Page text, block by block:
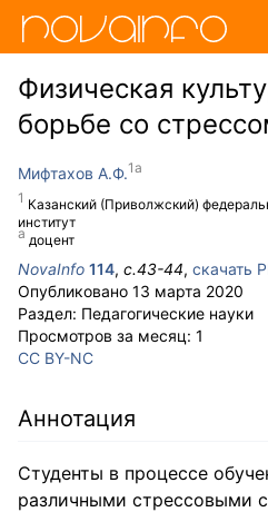
Физическая
борьбе со
Мифтахов А.Ф.
Казанский (Приволжский)
институт
доцент
NovaInfo 114, с.43-44, скачать
Опубликовано 13 марта 2020
Раздел: Педагогические науки
Просмотров за месяц: 1
CC BY-NC
Аннотация
Студенты в процессе
различными стрессовыми